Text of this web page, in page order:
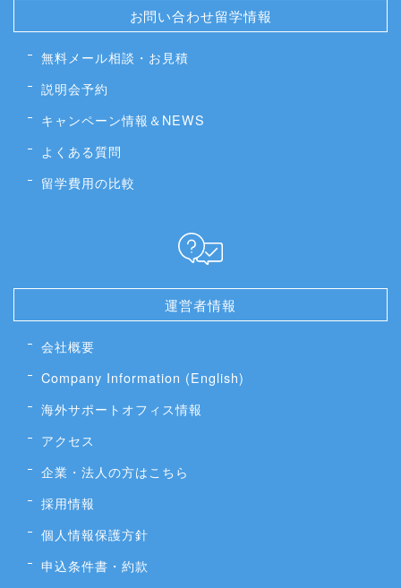
お問い合わせ留学情報
無料メール相談・お見積
説明会予約
キャンペーン情報＆NEWS
よくある質問
留学費用の比較
運営者情報
会社概要
Company Information (English)
海外サポートオフィス情報
アクセス
企業・法人の方はこちら
採用情報
個人情報保護方針
申込条件書・約款